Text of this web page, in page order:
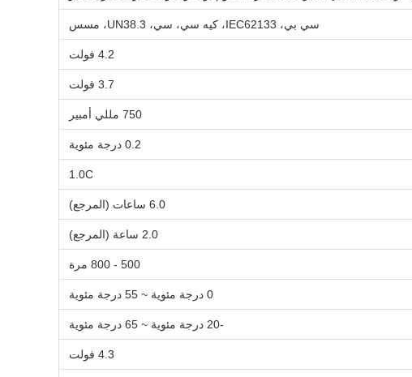
سي بي، IEC62133، كيه سي، سي، UN38.3، مسس
4.2 فولت
3.7 فولت
750 مللي أمبير
0.2 درجة مئوية
1.0C
6.0 ساعات (المرجع)
2.0 ساعة (المرجع)
500 - 800 مرة
0 درجة مئوية ~ 55 درجة مئوية
-20 درجة مئوية ~ 65 درجة مئوية
4.3 فولت